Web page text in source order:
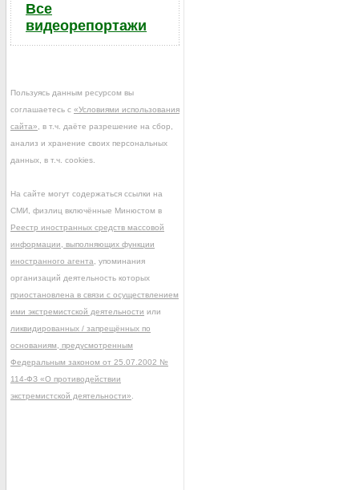
Все
видеорепортажи
Пользуясь данным ресурсом вы
соглашаетесь с «Условиями использования
сайта» , в т.ч. даёте разрешение на сбор,
анализ и хранение своих персональных
данных, в т.ч. cookies.
На сайте могут содержаться ссылки на
СМИ, физлиц включённые Минюстом в
Реестр иностранных средств массовой
информации, выполняющих функции
иностранного агента , упоминания
организаций деятельность которых
приостановлена в связи с осуществлением
ими экстремистской деятельности или
ликвидированных / запрещённых по
основаниям, предусмотренным
Федеральным законом от 25.07.2002 №
114-ФЗ «О противодействии
экстремистской деятельности»